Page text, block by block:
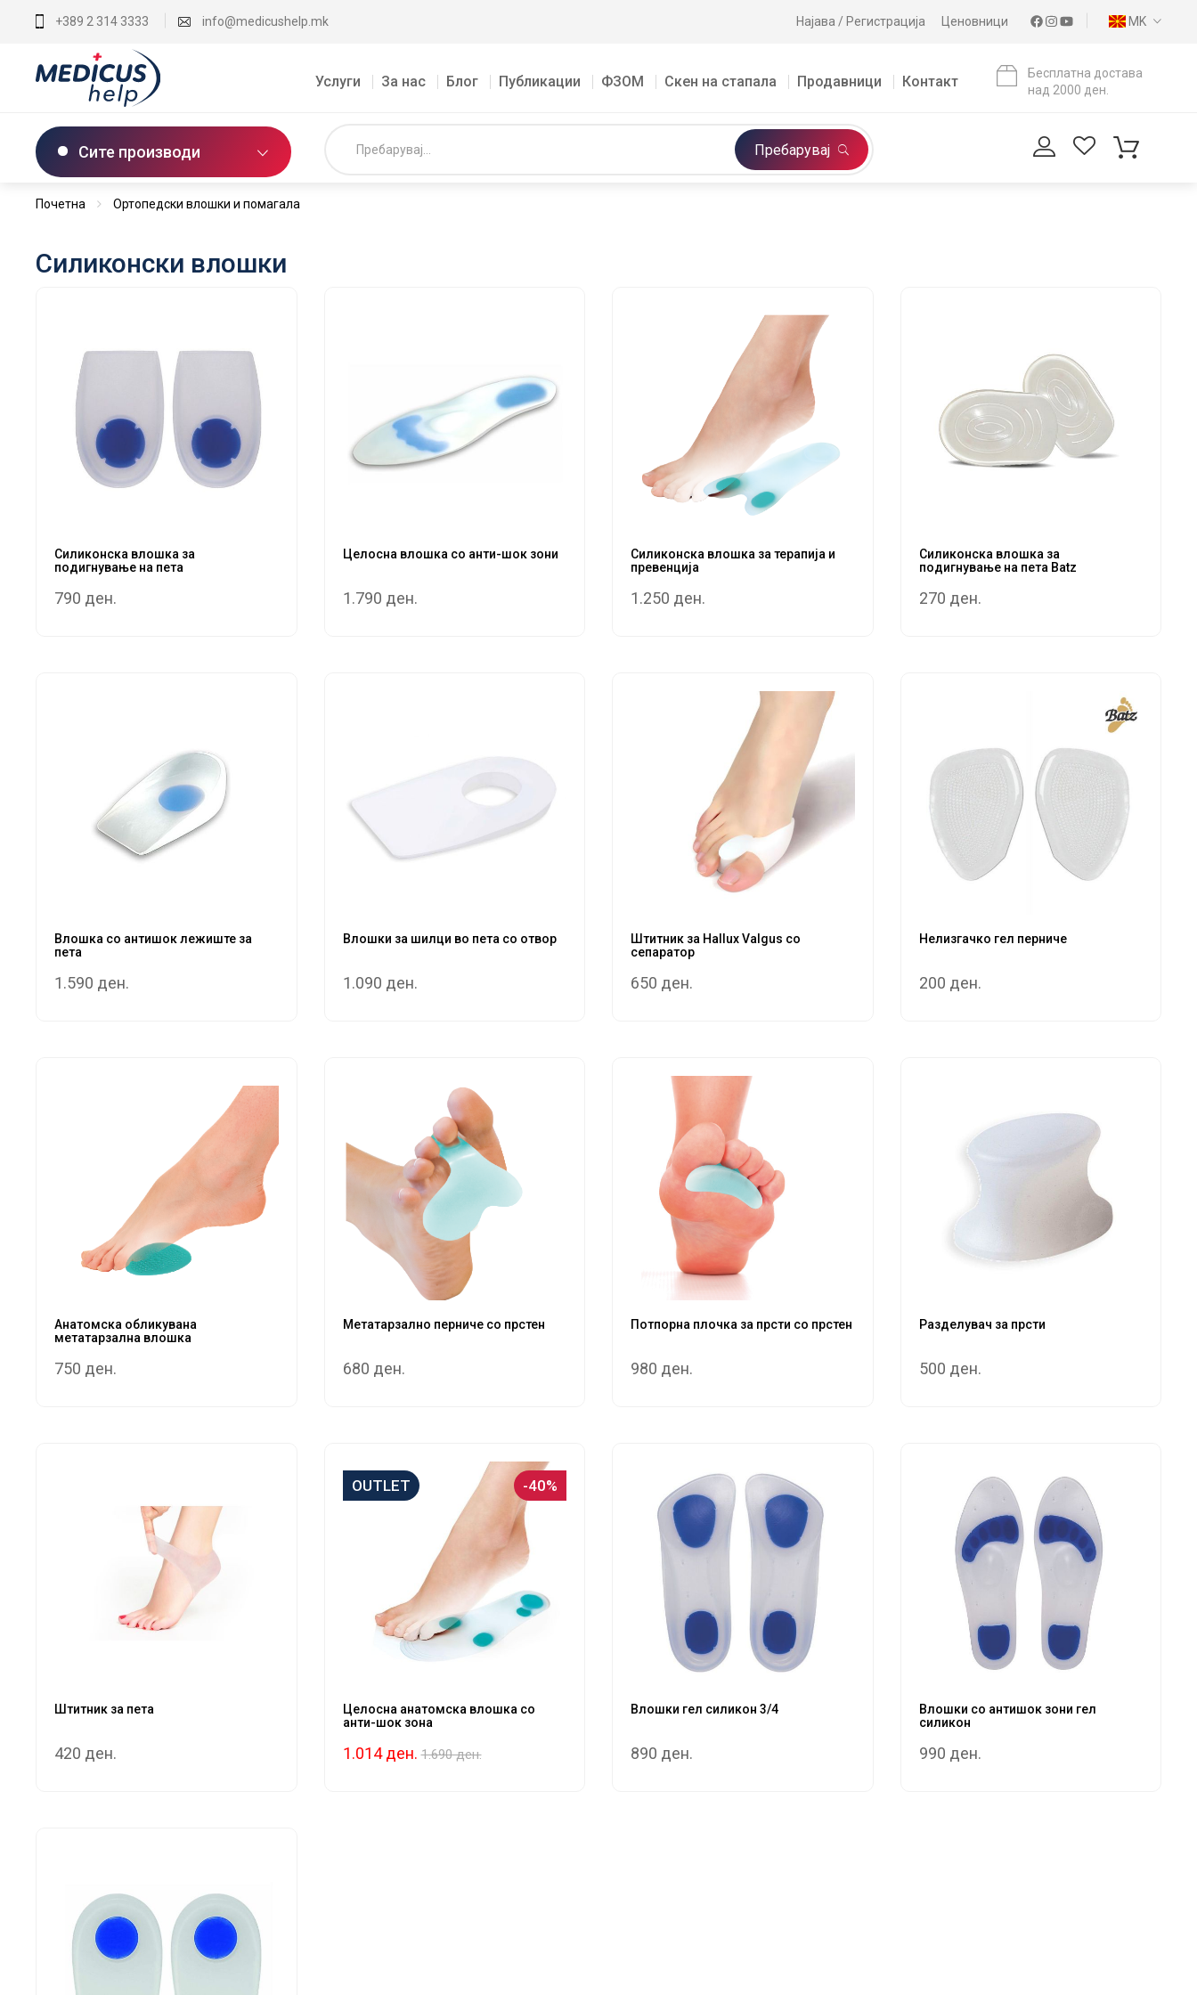
+389 2 314 3333 info@medicushelp.mk Најава / Регистрација Ценовници MK
Услуги За нас Блог Публикации ФЗОМ Скен на стапала Продавници Контакт
Бесплатна достава
над 2000 ден.
Сите производи Пребарувај
Почетна Ортопедски влошки и помагала
Силиконски влошки
Силиконска влошка за
подигнување на пета
790 ден.
Целосна влошка со анти-шок зони
1.790 ден.
Силиконска влошка за терапија и
превенција
1.250 ден.
Силиконска влошка за
подигнување на пета Batz
270 ден.
Влошка со антишок лежиште за
пета
1.590 ден.
Влошки за шилци во пета со отвор
1.090 ден.
Штитник за Hallux Valgus со
сепаратор
650 ден.
Нелизгачко гел перниче
200 ден.
Анатомска обликувана
метатарзална влошка
750 ден.
Метатарзално перниче со прстен
680 ден.
Потпорна плочка за прсти со прстен
980 ден.
Разделувач за прсти
500 ден.
Штитник за пета
420 ден.
OUTLET -40%
Целосна анатомска влошка со
анти-шок зона
1.014 ден.1.690 ден.
Влошки гел силикон 3/4
890 ден.
Влошки со антишок зони гел
силикон
990 ден.